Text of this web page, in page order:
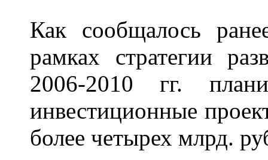
Как сообщалось
рамках стратегии
2006-2010 гг.
инвестиционные
более четырех млрд.